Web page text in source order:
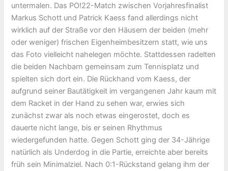
untermalen. Das PO!22-Match zwischen Vorjahresfinalist
Markus Schott und Patrick Kaess fand allerdings nicht
wirklich auf der Straße vor den Häusern der beiden (mehr
oder weniger) frischen Eigenheimbesitzern statt, wie uns
das Foto vielleicht nahelegen möchte. Stattdessen radelten
die beiden Nachbarn gemeinsam zum Tennisplatz und
spielten sich dort ein. Die Rückhand vom Kaess, der
aufgrund seiner Bautätigkeit im vergangenen Jahr kaum mit
dem Racket in der Hand zu sehen war, erwies sich
zunächst zwar als noch etwas eingerostet, doch es
dauerte nicht lange, bis er seinen Rhythmus
wiedergefunden hatte. Gegen Schott ging der 34-Jährige
natürlich als Underdog in die Partie, erreichte aber bereits
früh sein Minimalziel. Nach 0:1-Rückstand gelang ihm der